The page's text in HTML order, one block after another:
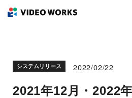
システムリリース 2022/02/22
2021年12月・2022